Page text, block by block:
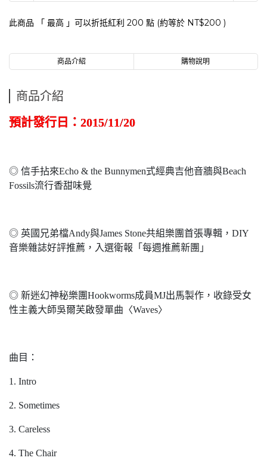
此商品 「 最高 」可以折抵紅利 200 點 (約等於 NT$200 )
商品介紹 購物說明
商品介紹
預計發行日：2015/11/20
◎ 信手拈來Echo & the Bunnymen式經典吉他音牆與Beach
Fossils流行香甜味覺
◎ 英國兄弟檔Andy與James Stone共組樂團首張專輯，DIY
音樂雜誌好評推薦，入選衛報「每週推薦新團」
◎ 新迷幻神秘樂團Hookworms成員MJ出馬製作，收錄受女
性主義大師吳爾芙啟發單曲〈Waves〉
曲目：
1. Intro
2. Sometimes
3. Careless
4. The Chair